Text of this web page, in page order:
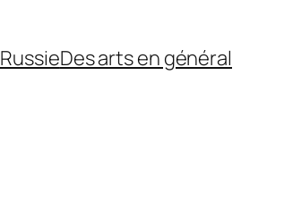
Des arts en général